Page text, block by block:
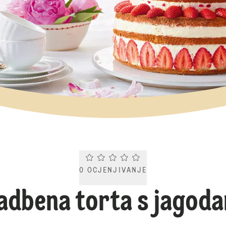
Current rating 0.0. Click to rate.
0 OCJENJIVANJE
torta s